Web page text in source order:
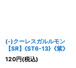
(-)クーレスガルルモン
【SR】{ST6-13}《紫》
120円(税込)